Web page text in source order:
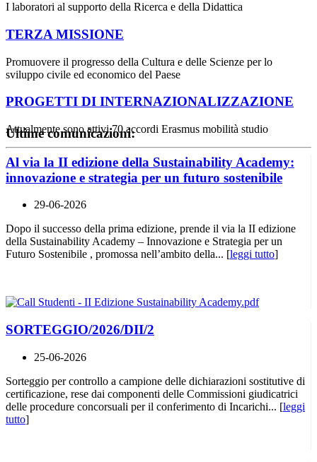
I laboratori al supporto della Ricerca e della Didattica
TERZA MISSIONE
Promuovere il progresso della Cultura e delle Scienze per lo
sviluppo civile ed economico del Paese
PROGETTI DI INTERNAZIONALIZZAZIONE
Attualmente sono attivi 70 accordi Erasmus mobilità studio
Ultime comunicazioni:
Al via la II edizione della Sustainability Academy:
innovazione e strategia per un futuro sostenibile
29-06-2026
Dopo il successo della prima edizione, prende il via la II edizione
della Sustainability Academy – Innovazione e Strategia per un
Futuro Sostenibile , promossa nell’ambito della... [leggi tutto]
SORTEGGIO/2026/DII/2
25-06-2026
Sorteggio per controllo a campione delle dichiarazioni sostitutive di
certificazione, rese dai componenti delle Commissioni giudicatrici
delle procedure concorsuali per il conferimento di Incarichi... [leggi
tutto]